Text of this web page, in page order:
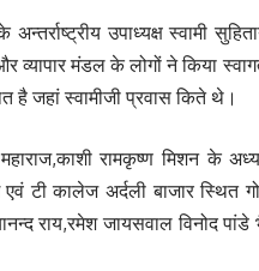
उपाध्यक्ष स्वामी
व्यापार मंडल के लोगों ने किया
है जहां स्वामीजी प्रवास किते थे।
रामकृष्ण मिशन के
टी कालेज अर्दली बाजार स्थित
राय,रमेश जायसवाल विनोद